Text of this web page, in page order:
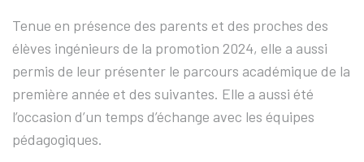
Tenue en présence des parents et des proches des
élèves ingénieurs de la promotion 2024, elle a aussi
permis de leur présenter le parcours académique de la
première année et des suivantes. Elle a aussi été
l’occasion d’un temps d’échange avec les équipes
pédagogiques.